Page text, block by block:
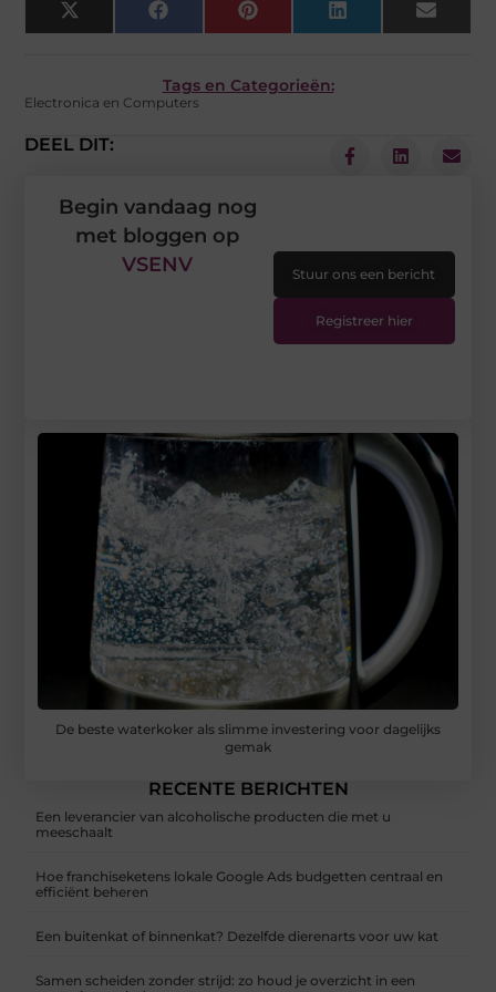
X
(Twitter)
Facebook Pinterest LinkedIn Email
Tags en Categorieën:
Electronica en Computers
DEEL DIT:
De beste waterkoker als slimme investering voor dagelijks
gemak
RECENTE BERICHTEN
Een leverancier van alcoholische producten die met u
meeschaalt
Hoe franchiseketens lokale Google Ads budgetten centraal en
efficiënt beheren
Een buitenkat of binnenkat? Dezelfde dierenarts voor uw kat
Samen scheiden zonder strijd: zo houd je overzicht in een
Begin vandaag nog
met bloggen op
VSENV
Stuur ons een bericht
Registreer hier